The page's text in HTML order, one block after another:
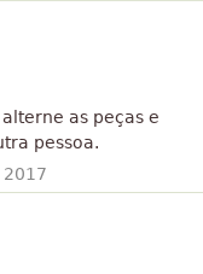
as peças e
pessoa.